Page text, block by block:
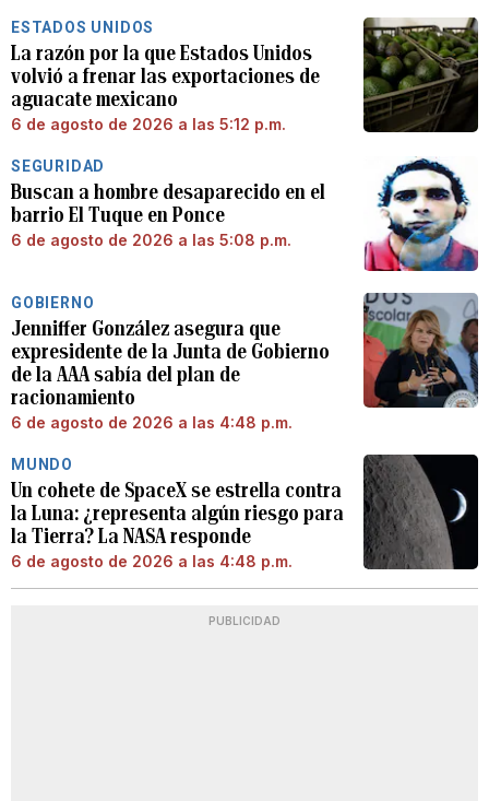
ESTADOS UNIDOS
La razón por la que Estados Unidos
volvió a frenar las exportaciones de
aguacate mexicano
6 de agosto de 2026 a las 5:12 p.m.
SEGURIDAD
Buscan a hombre desaparecido en el
barrio El Tuque en Ponce
6 de agosto de 2026 a las 5:08 p.m.
GOBIERNO
Jenniffer González asegura que
expresidente de la Junta de Gobierno
de la AAA sabía del plan de
racionamiento
6 de agosto de 2026 a las 4:48 p.m.
MUNDO
Un cohete de SpaceX se estrella contra
la Luna: ¿representa algún riesgo para
la Tierra? La NASA responde
6 de agosto de 2026 a las 4:48 p.m.
PUBLICIDAD